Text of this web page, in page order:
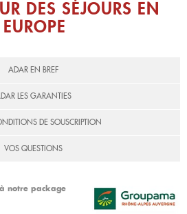
DES SÉJOURS EN
ADAR EN BREF
LES GARANTIES
DE SOUSCRIPTION
VOS QUESTIONS
notre package